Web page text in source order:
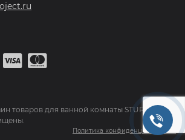
товаров для ванной комнаты STURM ©
Политика конфиденциальности